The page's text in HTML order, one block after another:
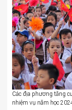
Các địa phương tăng
nhiệm vụ năm học